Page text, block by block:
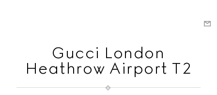
Gucci London
Heathrow Airport T2